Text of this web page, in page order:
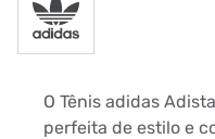
O Tênis adidas
perfeita de estilo e